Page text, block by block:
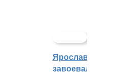
Ярославцы
завоевали